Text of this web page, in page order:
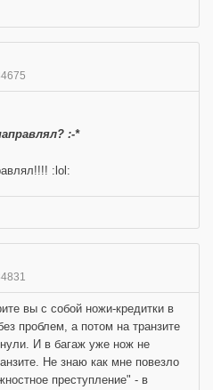
:-*
:lol:
вы с собой ножи-кредитки в
проблем, а потом на транзите
И в багаж уже нож не
Не знаю как мне повезло
преступление" - в